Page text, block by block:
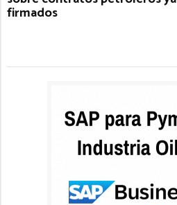
firmados